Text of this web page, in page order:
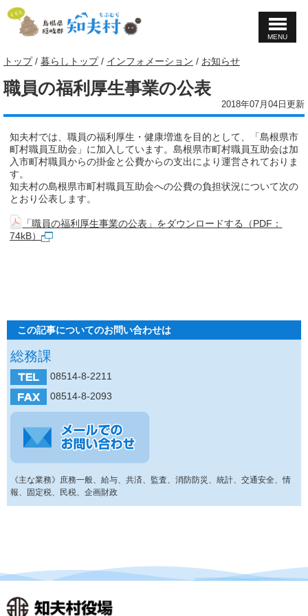
このページの本文へ
MENU
現
の
位
トップ/ 暮らしトップ/ インフォメーション / お知らせ
職員の福利厚生事業の公表
2018年07月04日更新
知夫村では、職員の福利厚生・健康増進を目的として、「島根県市
町村職員互助会」に加入しています。島根県市町村職員互助会は加
入市町村職員からの掛金と公費からの支出により運営されておりま
す。
知夫村の島根県市町村職員互助会への公費の負担状況について次の
とおり公表します。
「職員の福利厚生事業の公表」をダウンロードする（PDF：
74kB）
この記事についてのお問い合わせは
総務課
08514-8-2211
08514-8-2093
《主な業務》庶務一般、給与、共済、監査、消防防災、統計、交通安全、情
報、固定税、民税、企画財政